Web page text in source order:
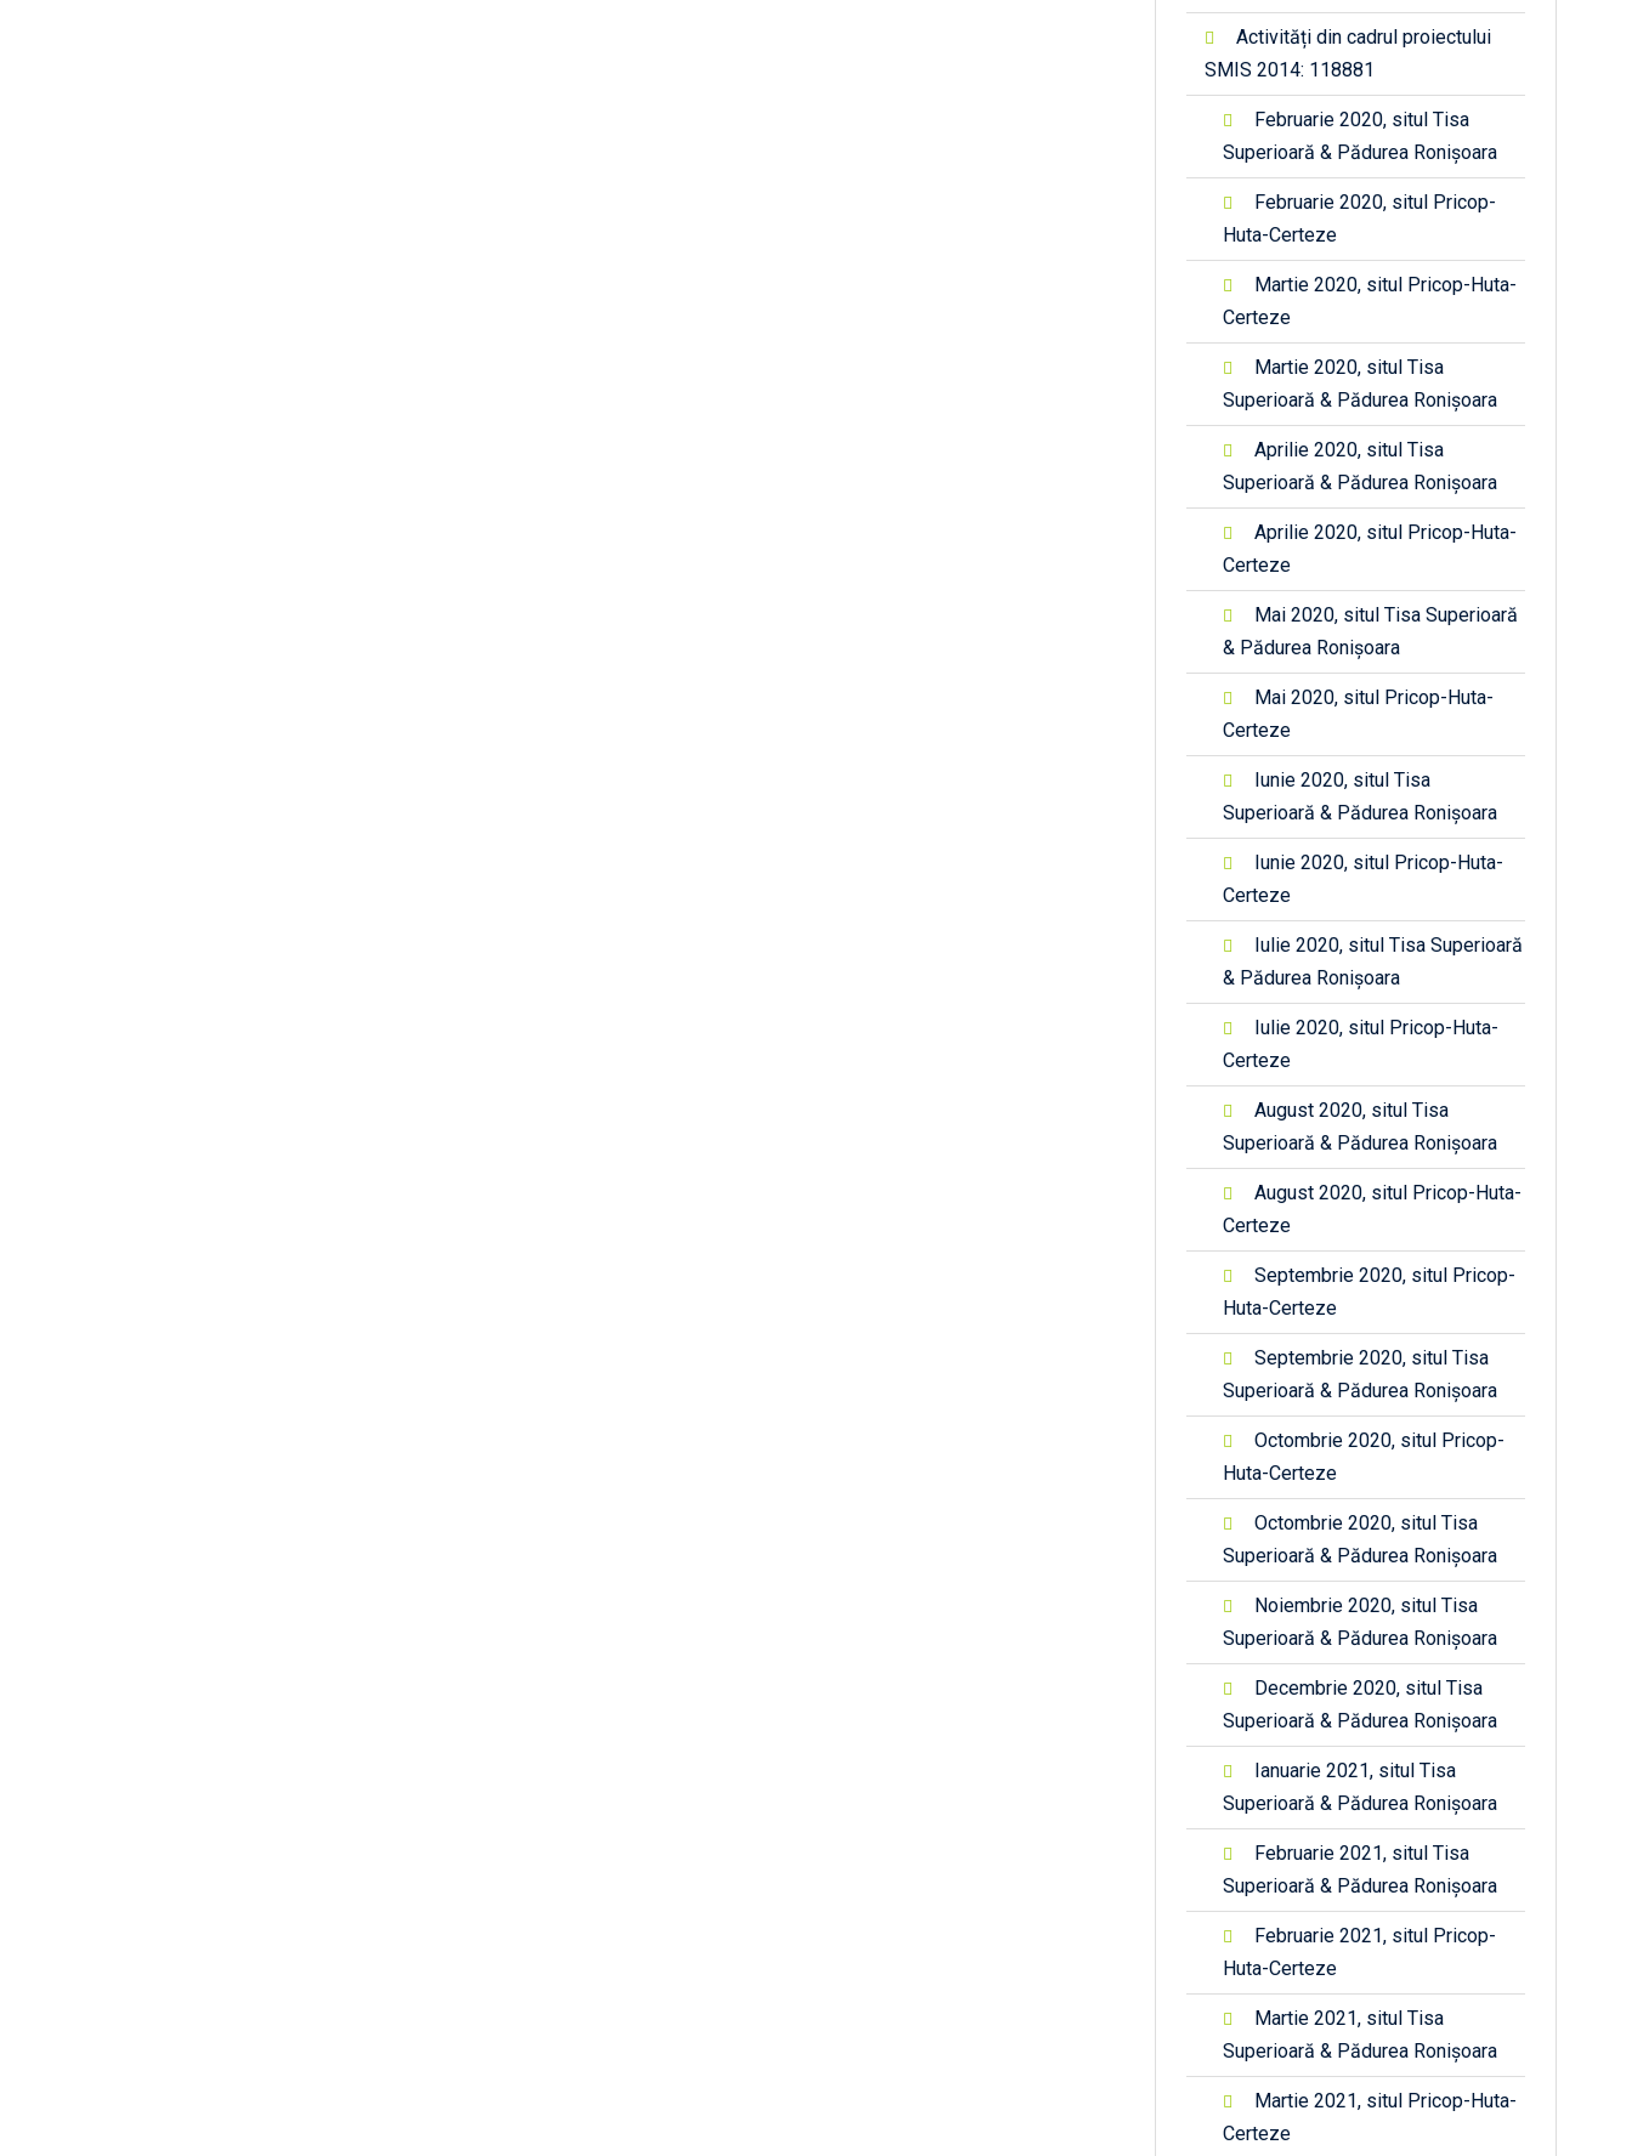
Activități din cadrul proiectului
SMIS 2014: 118881
Februarie 2020, situl Tisa
Superioară & Pădurea Ronișoara
Februarie 2020, situl Pricop-
Huta-Certeze
Martie 2020, situl Pricop-Huta-
Certeze
Martie 2020, situl Tisa
Superioară & Pădurea Ronișoara
Aprilie 2020, situl Tisa
Superioară & Pădurea Ronișoara
Aprilie 2020, situl Pricop-Huta-
Certeze
Mai 2020, situl Tisa Superioară
& Pădurea Ronișoara
Mai 2020, situl Pricop-Huta-
Certeze
Iunie 2020, situl Tisa
Superioară & Pădurea Ronișoara
Iunie 2020, situl Pricop-Huta-
Certeze
Iulie 2020, situl Tisa Superioară
& Pădurea Ronișoara
Iulie 2020, situl Pricop-Huta-
Certeze
August 2020, situl Tisa
Superioară & Pădurea Ronișoara
August 2020, situl Pricop-Huta-
Certeze
Septembrie 2020, situl Pricop-
Huta-Certeze
Septembrie 2020, situl Tisa
Superioară & Pădurea Ronișoara
Octombrie 2020, situl Pricop-
Huta-Certeze
Octombrie 2020, situl Tisa
Superioară & Pădurea Ronișoara
Noiembrie 2020, situl Tisa
Superioară & Pădurea Ronișoara
Decembrie 2020, situl Tisa
Superioară & Pădurea Ronișoara
Ianuarie 2021, situl Tisa
Superioară & Pădurea Ronișoara
Februarie 2021, situl Tisa
Superioară & Pădurea Ronișoara
Februarie 2021, situl Pricop-
Huta-Certeze
Martie 2021, situl Tisa
Superioară & Pădurea Ronișoara
Martie 2021, situl Pricop-Huta-
Certeze